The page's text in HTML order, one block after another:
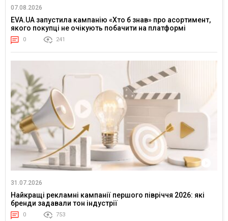
07.08.2026
EVA.UA запустила кампанію «Хто б знав» про асортимент,
якого покупці не очікують побачити на платформі
0 241
31.07.2026
Найкращі рекламні кампанії першого півріччя 2026: які
бренди задавали тон індустрії
0 753